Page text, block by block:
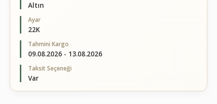
Altın
Ayar
22K
Tahmini Kargo
09.08.2026 - 13.08.2026
Taksit Seçeneği
Var